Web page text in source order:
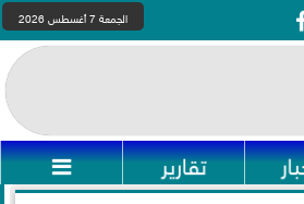
الجمعة 7 أغسطس 2026
تقارير 